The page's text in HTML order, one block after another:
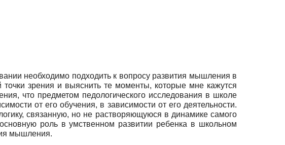
необходимо подходить к вопросу развития мышления в
зрения и выяснить те моменты, которые мне кажутся
что предметом педологического исследования в школе
от его обучения, в зависимости от его деятельности.
связанную, но не растворяющуюся в динамике самого
роль в умственном развитии ребенка в школьном
мышления.